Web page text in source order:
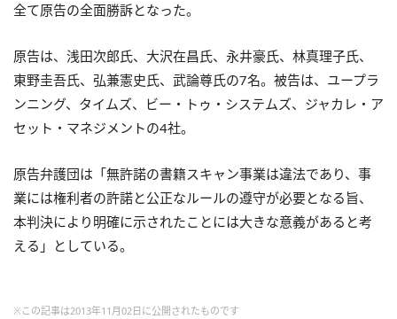
全て原告の全面勝訴となった。
原告は、浅田次郎氏、大沢在昌氏、永井豪氏、林真理子氏、
東野圭吾氏、弘兼憲史氏、武論尊氏の7名。被告は、ユープラ
ンニング、タイムズ、ビー・トゥ・システムズ、ジャカレ・ア
セット・マネジメントの4社。
原告弁護団は「無許諾の書籍スキャン事業は違法であり、事
業には権利者の許諾と公正なルールの遵守が必要となる旨、
本判決により明確に示されたことには大きな意義があると考
える」としている。
※この記事は2013年11月02日に公開されたものです